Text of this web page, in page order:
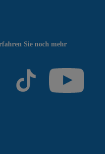
Sie noch mehr